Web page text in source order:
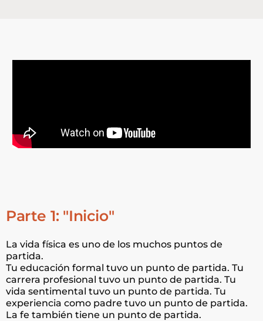
Parte 1: "Inicio"
La vida física es uno de los muchos puntos de
partida.
Tu educación formal tuvo un punto de partida. Tu
carrera profesional tuvo un punto de partida. Tu
vida sentimental tuvo un punto de partida. Tu
experiencia como padre tuvo un punto de partida.
La fe también tiene un punto de partida.